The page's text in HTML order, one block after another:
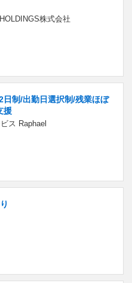
株式会社
日制/出勤日選択制/残業ほぼ
援
ス Raphael